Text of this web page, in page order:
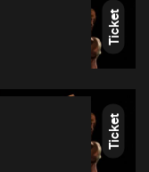
Ticket
Ticket